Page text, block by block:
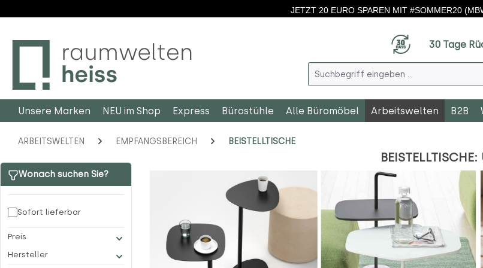
JETZT 20 EURO SPAREN MIT #SOMMER20
30 Tage
Unsere Marken NEU im Shop Express Bürostühle Alle Büromöbel Arbeitswelten B2B
ARBEITSWELTEN EMPFANGSBEREICH BEISTELLTISCHE
Wonach suchen Sie?
Sofort lieferbar
Hersteller
Preis